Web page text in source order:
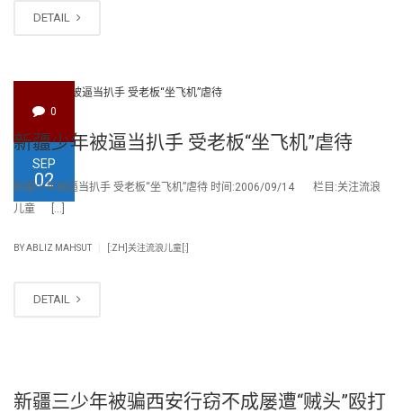
DETAIL
0
SEP
02
新疆少年被逼当扒手 受老板“坐飞机”虐待
新疆少年被逼当扒手 受老板“坐飞机”虐待 时间:2006/09/14 栏目:关注流浪
儿童 […]
BYABLIZ MAHSUT [:ZH]关注流浪儿童[:]
DETAIL
新疆三少年被骗西安行窃不成屡遭“贼头”殴打